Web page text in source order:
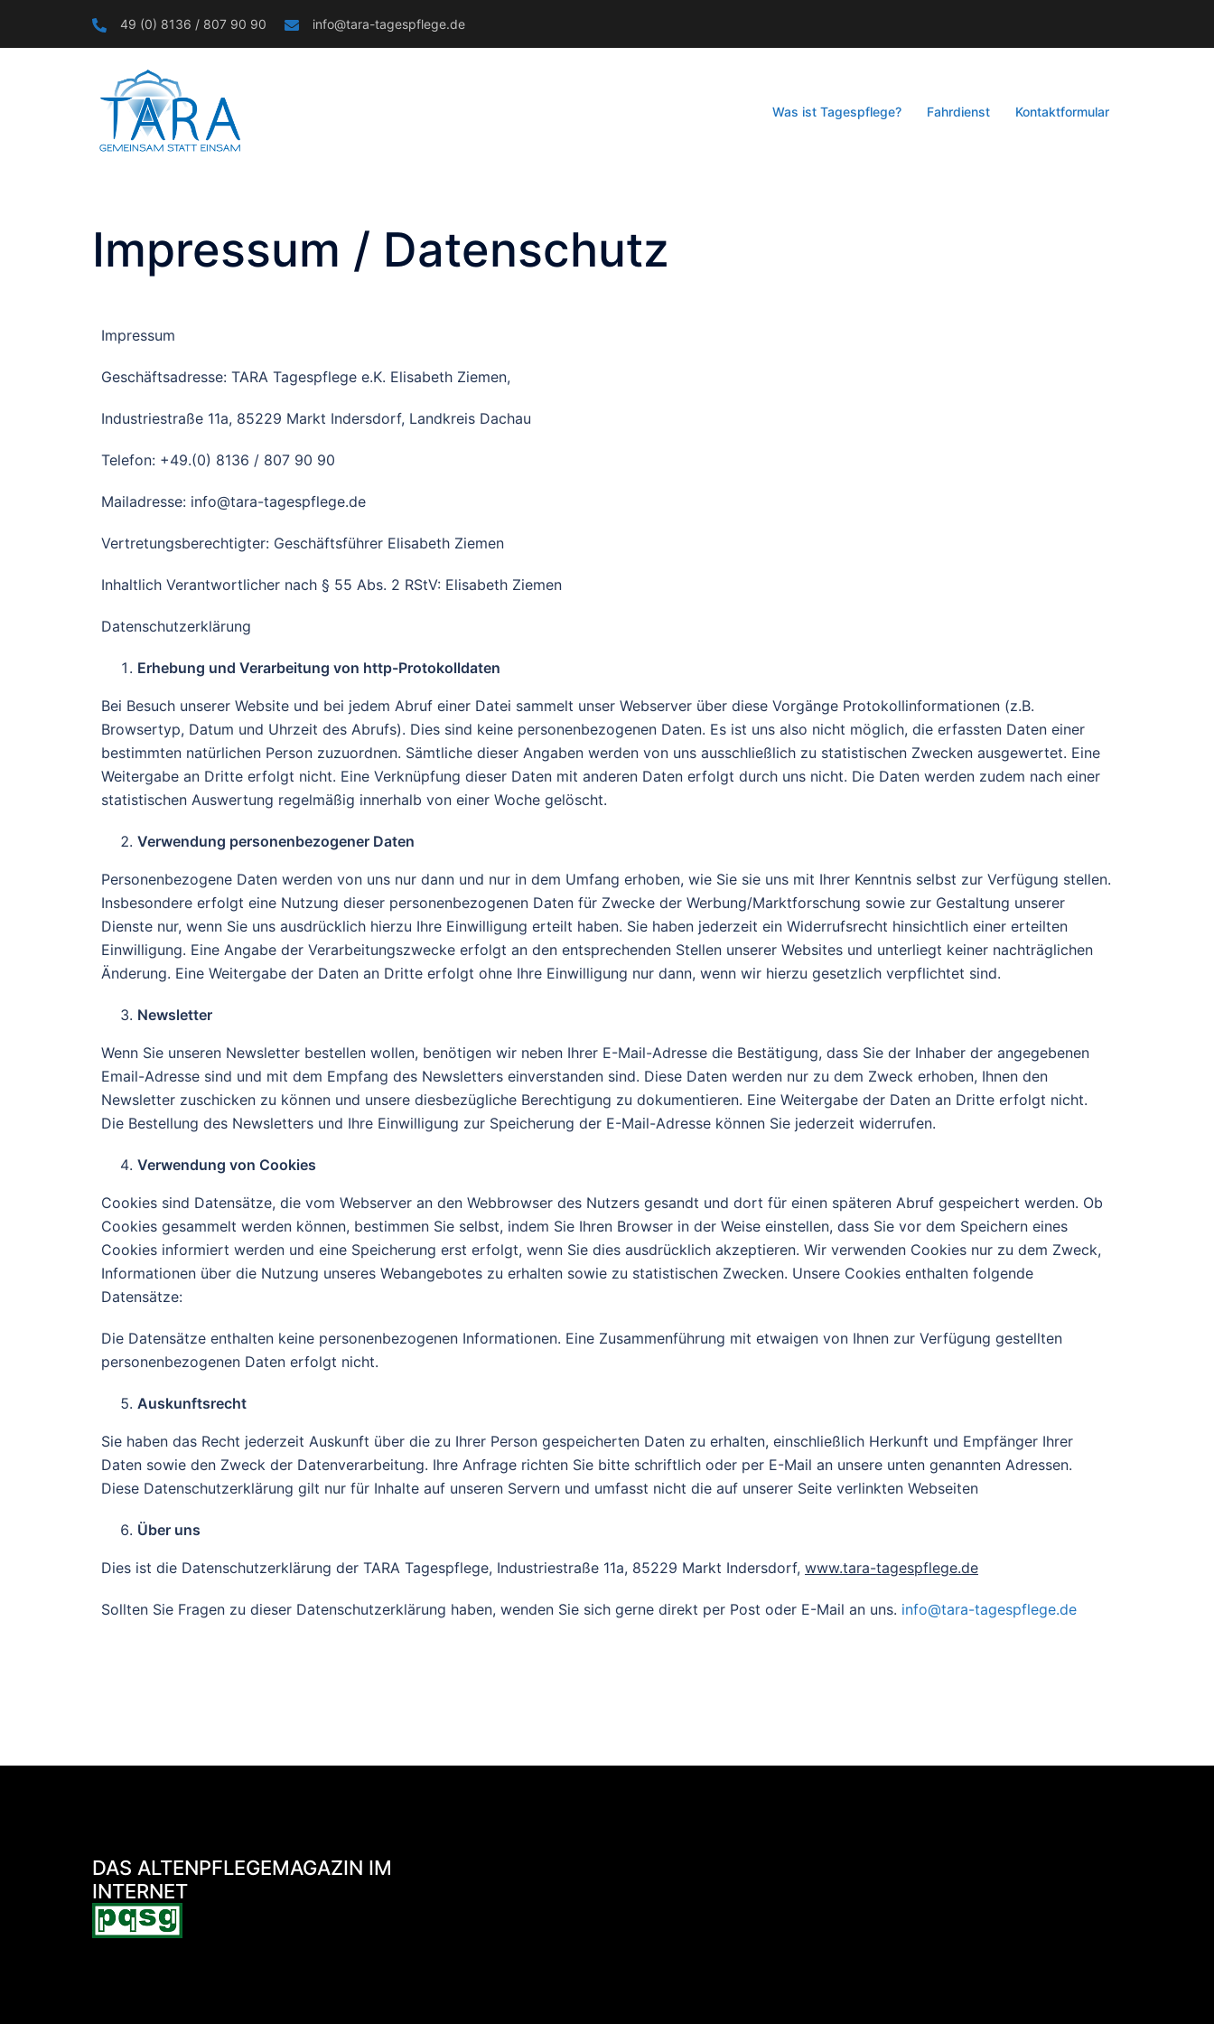
49 (0) 8136 / 807 90 90 info@tara-tagespflege.de
Was ist Tagespflege? Fahrdienst Kontaktformular
Impressum / Datenschutz
Impressum
Geschäftsadresse: TARA Tagespflege e.K. Elisabeth Ziemen,
Industriestraße 11a, 85229 Markt Indersdorf, Landkreis Dachau
Telefon: +49.(0) 8136 / 807 90 90
Mailadresse: info@tara-tagespflege.de
Vertretungsberechtigter: Geschäftsführer Elisabeth Ziemen
Inhaltlich Verantwortlicher nach § 55 Abs. 2 RStV: Elisabeth Ziemen
Datenschutzerklärung
Erhebung und Verarbeitung von http-Protokolldaten
Bei Besuch unserer Website und bei jedem Abruf einer Datei sammelt unser Webserver über diese Vorgänge Protokollinformationen (z.B.
Browsertyp, Datum und Uhrzeit des Abrufs). Dies sind keine personenbezogenen Daten. Es ist uns also nicht möglich, die erfassten Daten einer
bestimmten natürlichen Person zuzuordnen. Sämtliche dieser Angaben werden von uns ausschließlich zu statistischen Zwecken ausgewertet. Eine
Weitergabe an Dritte erfolgt nicht. Eine Verknüpfung dieser Daten mit anderen Daten erfolgt durch uns nicht. Die Daten werden zudem nach einer
statistischen Auswertung regelmäßig innerhalb von einer Woche gelöscht.
Verwendung personenbezogener Daten
Personenbezogene Daten werden von uns nur dann und nur in dem Umfang erhoben, wie Sie sie uns mit Ihrer Kenntnis selbst zur Verfügung stellen.
Insbesondere erfolgt eine Nutzung dieser personenbezogenen Daten für Zwecke der Werbung/Marktforschung sowie zur Gestaltung unserer
Dienste nur, wenn Sie uns ausdrücklich hierzu Ihre Einwilligung erteilt haben. Sie haben jederzeit ein Widerrufsrecht hinsichtlich einer erteilten
Einwilligung. Eine Angabe der Verarbeitungszwecke erfolgt an den entsprechenden Stellen unserer Websites und unterliegt keiner nachträglichen
Änderung. Eine Weitergabe der Daten an Dritte erfolgt ohne Ihre Einwilligung nur dann, wenn wir hierzu gesetzlich verpflichtet sind.
Newsletter
Wenn Sie unseren Newsletter bestellen wollen, benötigen wir neben Ihrer E-Mail-Adresse die Bestätigung, dass Sie der Inhaber der angegebenen
Email-Adresse sind und mit dem Empfang des Newsletters einverstanden sind. Diese Daten werden nur zu dem Zweck erhoben, Ihnen den
Newsletter zuschicken zu können und unsere diesbezügliche Berechtigung zu dokumentieren. Eine Weitergabe der Daten an Dritte erfolgt nicht.
Die Bestellung des Newsletters und Ihre Einwilligung zur Speicherung der E-Mail-Adresse können Sie jederzeit widerrufen.
Verwendung von Cookies
Cookies sind Datensätze, die vom Webserver an den Webbrowser des Nutzers gesandt und dort für einen späteren Abruf gespeichert werden. Ob
Cookies gesammelt werden können, bestimmen Sie selbst, indem Sie Ihren Browser in der Weise einstellen, dass Sie vor dem Speichern eines
Cookies informiert werden und eine Speicherung erst erfolgt, wenn Sie dies ausdrücklich akzeptieren. Wir verwenden Cookies nur zu dem Zweck,
Informationen über die Nutzung unseres Webangebotes zu erhalten sowie zu statistischen Zwecken. Unsere Cookies enthalten folgende
Datensätze:
Die Datensätze enthalten keine personenbezogenen Informationen. Eine Zusammenführung mit etwaigen von Ihnen zur Verfügung gestellten
personenbezogenen Daten erfolgt nicht.
Auskunftsrecht
Sie haben das Recht jederzeit Auskunft über die zu Ihrer Person gespeicherten Daten zu erhalten, einschließlich Herkunft und Empfänger Ihrer
Daten sowie den Zweck der Datenverarbeitung. Ihre Anfrage richten Sie bitte schriftlich oder per E-Mail an unsere unten genannten Adressen.
Diese Datenschutzerklärung gilt nur für Inhalte auf unseren Servern und umfasst nicht die auf unserer Seite verlinkten Webseiten
Über uns
Dies ist die Datenschutzerklärung der TARA Tagespflege, Industriestraße 11a, 85229 Markt Indersdorf, www.tara-tagespflege.de
Sollten Sie Fragen zu dieser Datenschutzerklärung haben, wenden Sie sich gerne direkt per Post oder E-Mail an uns. info@tara-tagespflege.de
DAS ALTENPFLEGEMAGAZIN IM
INTERNET